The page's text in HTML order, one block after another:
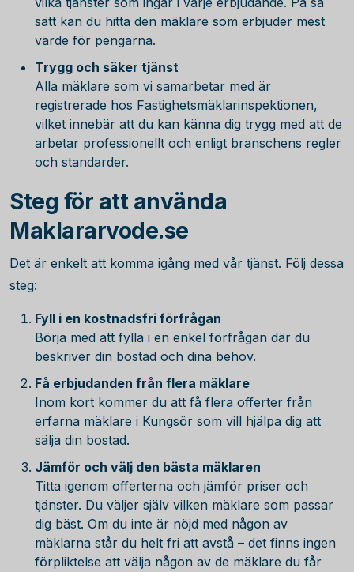
sätt kan du hitta den mäklare som erbjuder mest
värde för pengarna.
Trygg och säker tjänst
Alla mäklare som vi samarbetar med är
registrerade hos Fastighetsmäklarinspektionen,
vilket innebär att du kan känna dig trygg med att de
arbetar professionellt och enligt branschens regler
och standarder.
Steg för att använda
Maklararvode.se
Det är enkelt att komma igång med vår tjänst. Följ dessa
steg:
Fyll i en kostnadsfri förfrågan
Börja med att fylla i en enkel förfrågan där du
beskriver din bostad och dina behov.
Få erbjudanden från flera mäklare
Inom kort kommer du att få flera offerter från
erfarna mäklare i Kungsör som vill hjälpa dig att
sälja din bostad.
Jämför och välj den bästa mäklaren
Titta igenom offerterna och jämför priser och
tjänster. Du väljer själv vilken mäklare som passar
dig bäst. Om du inte är nöjd med någon av
mäklarna står du helt fri att avstå – det finns ingen
förpliktelse att välja någon av de mäklare du får